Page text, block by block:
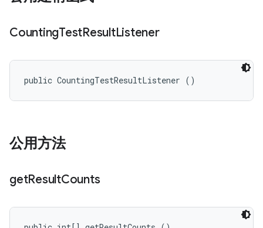
CountingTestResultListener
public CountingTestResultListener ()
公用方法
getResultCounts